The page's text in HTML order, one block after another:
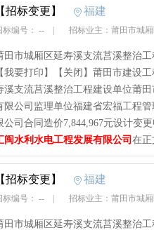
【招标变更】 福建
标编号： -- 招标业主：莆田市城
田市城厢区延寿溪支流莒溪整治
【我要打印】【关闭】莆田市建设
溪支流莒溪整治工程建设单位莆
限公司监理单位福建省宏福工程
公司合同造价7,844,967元设计变
闽水利水电工程发展有限公司 在正
【招标变更】 福建
标编号： -- 招标业主：莆田市城
田市城厢区延寿溪支流莒溪整治